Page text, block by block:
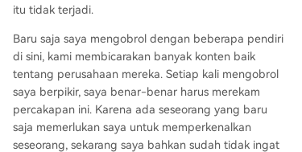
itu tidak terjadi.
Baru saja saya mengobrol dengan beberapa pendiri
di sini, kami membicarakan banyak konten baik
tentang perusahaan mereka. Setiap kali mengobrol
saya berpikir, saya benar-benar harus merekam
percakapan ini. Karena ada seseorang yang baru
saja memerlukan saya untuk memperkenalkan
seseorang, sekarang saya bahkan sudah tidak ingat